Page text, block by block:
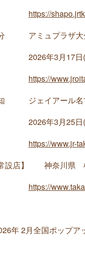
https://
アミュプラザ大
年3月17日(火)
https://
ジェイアール名古
年3月25日(水)
https://www.jr-
常設店】 神奈川県
https://
年 2月全国ポップア